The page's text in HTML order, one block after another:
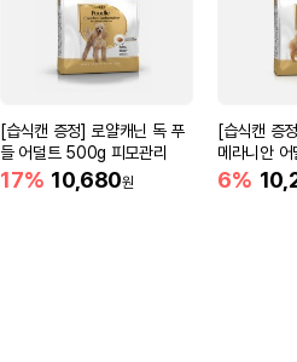
[습식캔 증정] 로얄캐닌 독 푸
들 어덜트 500g 피모관리
17% 10,680원
[습식캔 증
메라니안
건강
6%